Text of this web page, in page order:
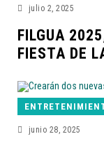
julio 2, 2025
FILGUA
FIESTA DE
junio 28, 2025